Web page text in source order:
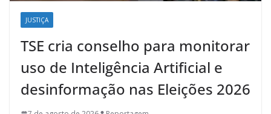
JUSTIÇA
TSE cria conselho para monitorar
uso de Inteligência Artificial e
desinformação nas Eleições 2026